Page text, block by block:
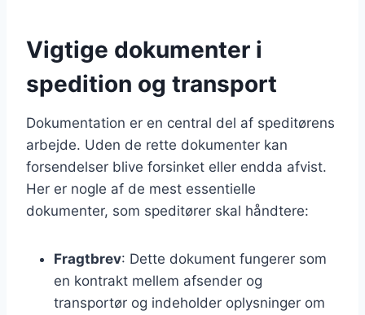
Vigtige dokumenter i
spedition og transport
Dokumentation er en central del af speditørens
arbejde. Uden de rette dokumenter kan
forsendelser blive forsinket eller endda afvist.
Her er nogle af de mest essentielle
dokumenter, som speditører skal håndtere:
Fragtbrev: Dette dokument fungerer som
en kontrakt mellem afsender og
transportør og indeholder oplysninger om